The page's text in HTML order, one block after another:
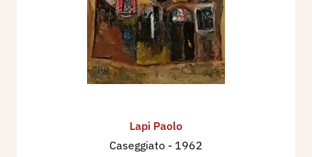
Lapi Paolo
Caseggiato - 1962